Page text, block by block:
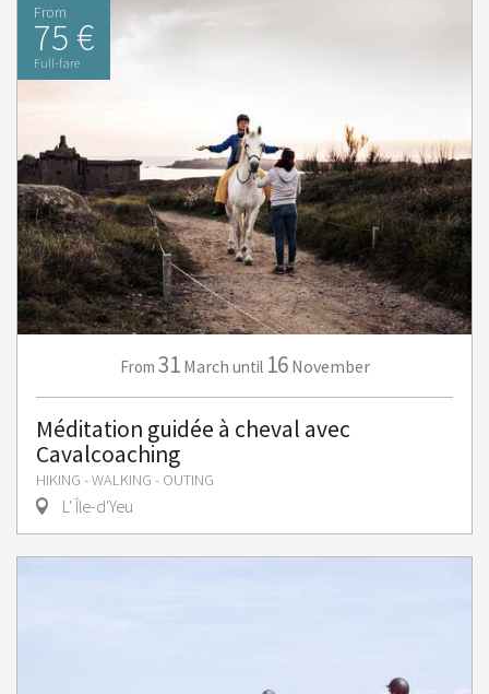
From
75 €
Full-fare
From 31 March until 16 November
Méditation guidée à cheval avec
Cavalcoaching
HIKING - WALKING - OUTING
L' Île-d'Yeu